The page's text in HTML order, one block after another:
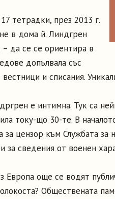
тетрадки, през 2013 г.
в дома й. Линдгрен
– да се се ориентира в
допълвала със
и списания.
е интимна. Тук са
току-що 30-те. В
за цензор към Службата за
за сведения от военен
Европа още се водят
Обществената